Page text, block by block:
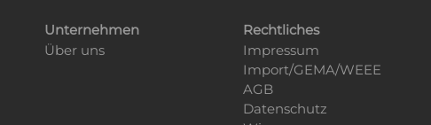
Unternehmen
Über uns
Rechtliches
Impressum
Import/GEMA/WEEE
AGB
Datenschutz